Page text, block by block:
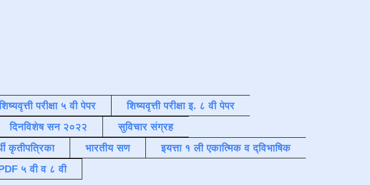
परीक्षा ५ वी पेपर
शिष्यवृत्ती परीक्षा इ. ८ वी पेपर
दिनविशेष सन २०२२
सुविचार संग्रह
कृतीपत्रिका भारतीय सण
इयत्ता १ ली एकात्मिक व द्विभाषिक
५ वी व ८ वी